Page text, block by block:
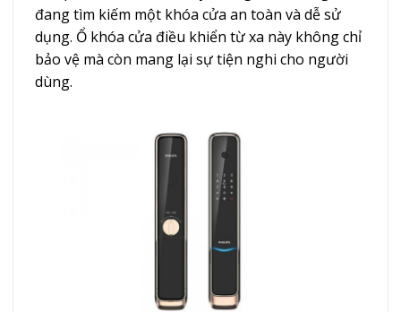
đang tìm kiếm một khóa cửa an toàn và dễ sử
dụng. Ổ khóa cửa điều khiển từ xa này không chỉ
bảo vệ mà còn mang lại sự tiện nghi cho người
dùng.